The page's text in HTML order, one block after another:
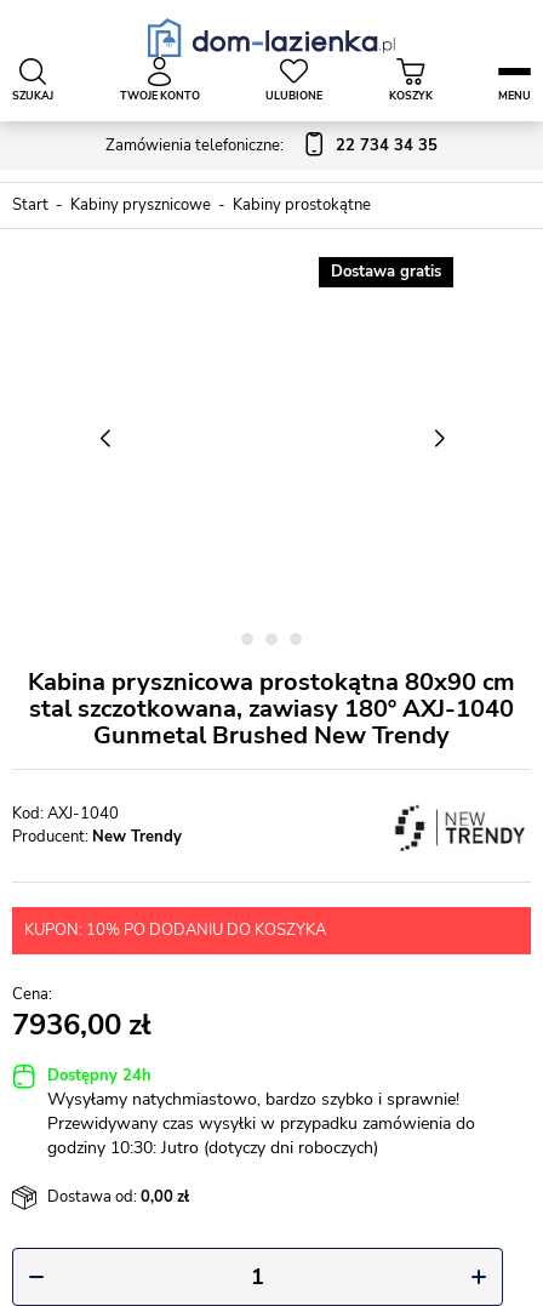
Zamówienia telefoniczne: 22 734 34 35
SZUKAJ TWOJE KONTO ULUBIONE KOSZYK MENU
Start Kabiny prysznicowe Kabiny prostokątne
Dostawa gratis
Kabina prysznicowa prostokątna 80x90 cm
stal szczotkowana, zawiasy 180º AXJ-1040
Gunmetal Brushed New Trendy
AXJ-1040
Producent: New Trendy
KUPON: 10% PO DODANIU DO KOSZYKA
7936,00
Dostępny 24h
Wysyłamy natychmiastowo, bardzo szybko i sprawnie!
Przewidywany czas wysyłki w przypadku zamówienia do
godziny 10:30: Jutro (dotyczy dni roboczych)
Dostawa od:0,00